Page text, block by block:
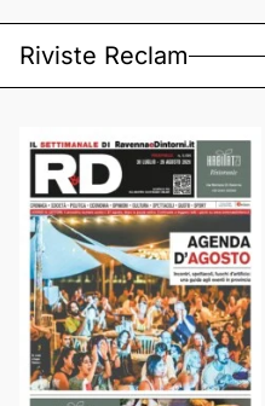
Riviste Reclam